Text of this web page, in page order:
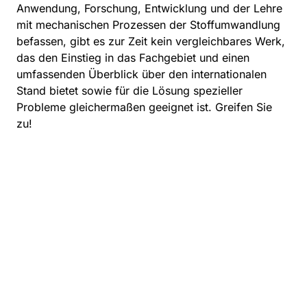
Anwendung, Forschung, Entwicklung und der Lehre
mit mechanischen Prozessen der Stoffumwandlung
befassen, gibt es zur Zeit kein vergleichbares Werk,
das den Einstieg in das Fachgebiet und einen
umfassenden Überblick über den internationalen
Stand bietet sowie für die Lösung spezieller
Probleme gleichermaßen geeignet ist. Greifen Sie
zu!